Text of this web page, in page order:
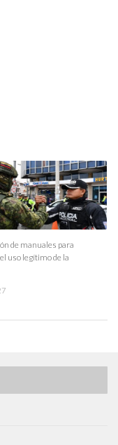
de manuales para
uso legítimo de la